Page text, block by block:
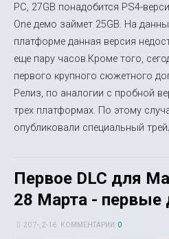
PC, 27GB понадобится PS4-
One демо займет 25GB. На
платформе данная версия
еще пару часов.Кроме того,
первого крупного сюжетного
Релиз, по аналогии с пробной
трех платформах. По этому
опубликовали специальный
Первое DLC для
28 Марта - первые
20 7-, 2-16 КОММЕНТАРИИ: 0